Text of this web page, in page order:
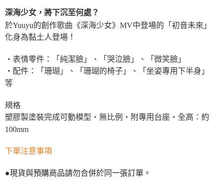
深海少女，將下沉至何處？
於Yuuyu的創作歌曲《深海少女》MV中登場的「初音未來」
化身為黏土人登場！
・表情零件：「純潔臉」、「哭泣臉」、「微笑臉」
・配件：「珊瑚」、「珊瑚的椅子」、「坐姿專用下半身」
等
規格
塑膠製塗裝完成可動模型・無比例・附專用台座・全高：約
100mm
下單注意事項
●現貨與預購商品請勿合併於同一張訂單。